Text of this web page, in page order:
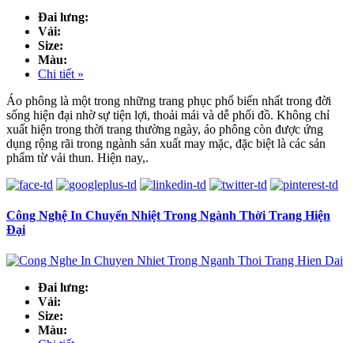
Đai lưng:
Vải:
Size:
Màu:
Chi tiết »
Áo phông là một trong những trang phục phổ biến nhất trong đời
sống hiện đại nhờ sự tiện lợi, thoải mái và dễ phối đồ. Không chỉ
xuất hiện trong thời trang thường ngày, áo phông còn được ứng
dụng rộng rãi trong ngành sản xuất may mặc, đặc biệt là các sản
phẩm từ vải thun. Hiện nay,.
Công Nghệ In Chuyển Nhiệt Trong Ngành Thời Trang Hiện
Đại
Đai lưng:
Vải:
Size:
Màu: